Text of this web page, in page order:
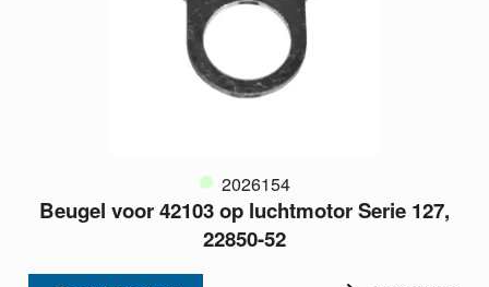
2026154
Beugel voor 42103 op luchtmotor Serie 127,
22850-52